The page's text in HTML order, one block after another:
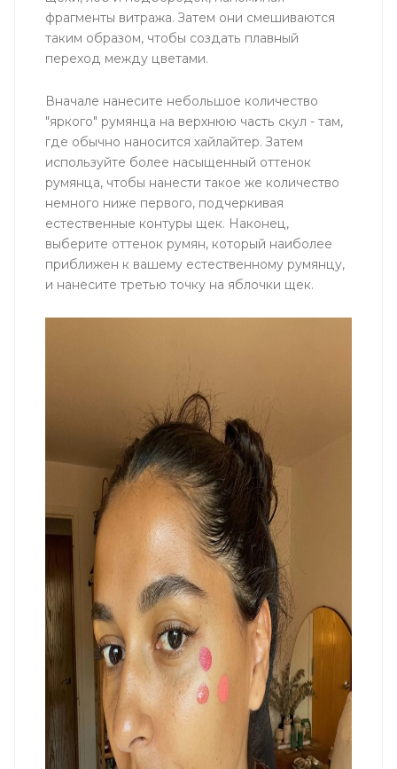
фрагменты витража. Затем они смешиваются
таким образом, чтобы создать плавный
переход между цветами.
Вначале нанесите небольшое количество
"яркого" румянца на верхнюю часть скул - там,
где обычно наносится хайлайтер. Затем
используйте более насыщенный оттенок
румянца, чтобы нанести такое же количество
немного ниже первого, подчеркивая
естественные контуры щек. Наконец,
выберите оттенок румян, который наиболее
приближен к вашему естественному румянцу,
и нанесите третью точку на яблочки щек.